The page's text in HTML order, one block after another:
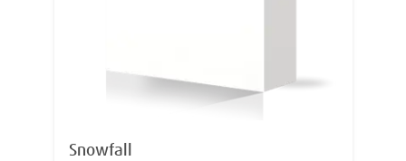
Snowfall